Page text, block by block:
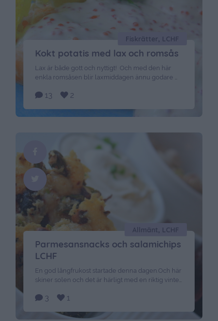
Kokt potatis med lax och romsås
Lax är både gott och nyttigt! Och med den här
enkla romsåsen blir laxmiddagen ännu godare 🙂
detta med blomkåls/broccoli mos eller kokt
13 2
Fiskrätter, LCHF
Parmesansnacks och salamichips
LCHF
En god långfrukost startade denna dagen.Och här
skiner solen och det är härligt med en riktig vinter
schlagerkvällen igår – den var jättespännande.
värdig en finalplats i globen! Schlagersnacksen
3 1
Allmänt, LCHF